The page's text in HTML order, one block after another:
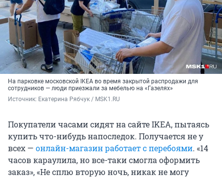
На парковке московской IKEA во время закрытой распродажи для
сотрудников — люди приезжали за мебелью на «Газелях»
Источник: Екатерина Рябчук / MSK1.RU
Покупатели часами сидят на сайте IKEA, пытаясь
купить что-нибудь напоследок. Получается не у
всех — онлайн-магазин работает с перебоями. «14
часов караулила, но все-таки смогла оформить
заказ», «Не сплю вторую ночь, никак не могу